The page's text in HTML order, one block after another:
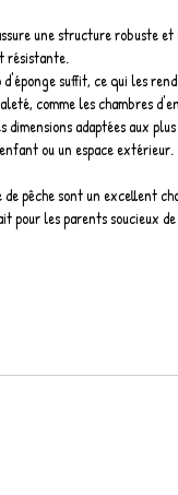
une structure robuste
résistante.
suffit, ce qui les
comme les chambres
dimensions adaptées aux
ou un espace extérieur.
pêche sont un excellent
pour les parents soucieux